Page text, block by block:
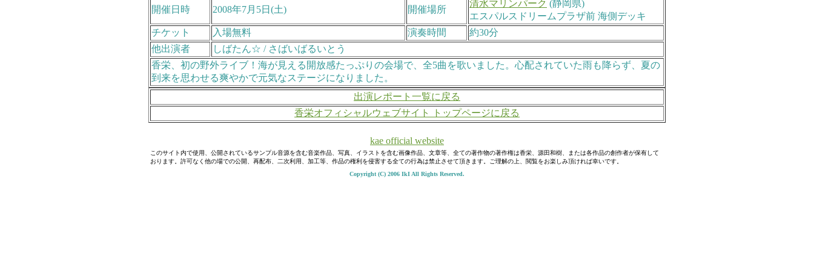
開催日時 2008年7月5日(土) 開催場所
清水マリンパーク (静岡県)
エスパルスドリームプラザ前 海側デッキ
チケット
入場無料 演奏時間
約30分
他出演者
しばたん☆ / さばいばるいとう
香栄、初の野外ライブ！海が見える開放感たっぷりの会場で、全5曲を歌いました。心配されていた雨も降らず、夏の
到来を思わせる爽やかで元気なステージになりました。
出演レポート一覧に戻る
香栄オフィシャルウェブサイト トップページに戻る
kae official website
このサイト内で使用、公開されているサンプル音源を含む音楽作品、写真、イラストを含む画像作品、文章等、全ての著作物の著作権は香栄、源田和樹、または各作品の創作者が保有して
おります。許可なく他の場での公開、再配布、二次利用、加工等、作品の権利を侵害する全ての行為は禁止させて頂きます。ご理解の上、閲覧をお楽しみ頂ければ幸いです。
Copyright (C) 2006 IkI All Rights Reserved.